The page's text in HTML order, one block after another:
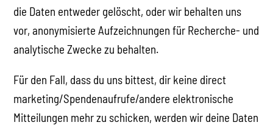
die Daten entweder gelöscht, oder wir behalten uns
vor, anonymisierte Aufzeichnungen für Recherche- und
analytische Zwecke zu behalten.
Für den Fall, dass du uns bittest, dir keine direct
marketing/Spendenaufrufe/andere elektronische
Mitteilungen mehr zu schicken, werden wir deine Daten